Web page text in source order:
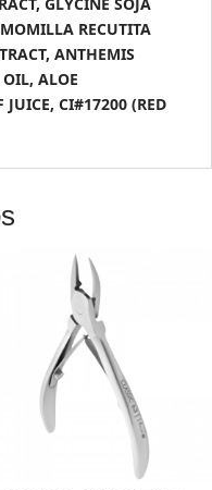
RECUTITA
ANTHEMIS
ALOE
JUICE, CI#17200 (RED